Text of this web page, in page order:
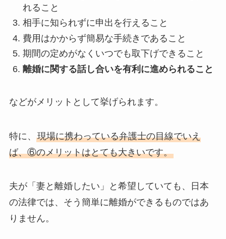
れること
相手に知られずに申出を行えること
費用はかからず簡易な手続きであること
期間の定めがなくいつでも取下げできること
離婚に関する話し合いを有利に進められること
などがメリットとして挙げられます。
特に、 現場に携わっている弁護士の目線でいえ
ば、⑥のメリットはとても大きいです。
夫が「妻と離婚したい」と希望していても、日本
の法律では、そう簡単に離婚ができるものではあ
りません。